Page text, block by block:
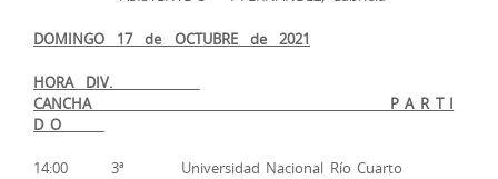
DOMINGO 17 de OCTUBRE de 2021
HORA DIV.
CANCHA P A R T I
D O
14:00 3ª Universidad Nacional Río Cuarto